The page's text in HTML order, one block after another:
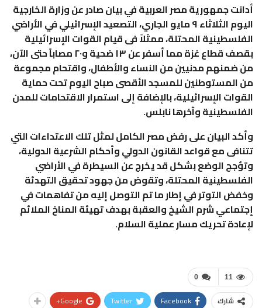
أدانت جمهورية مصر العربية في بيان صادر عن وزارة الخارجية
اليوم الثلاثاء ٩ مايو الجاري، التصعيد الإسرائيلي في الأراضي
الفلسطينية المحتلة، ممثلاً فى قيام القوات الإسرائيلية
بقصف قطاع غزة مما أسفر عن ١٣ ضحية و٢٠ مصاباً حتى الآن،
من ضمنهم مدنيين من النساء والأطفال، واقتحام مجموعة
من المستوطنين للمسجد الأقصى صباح اليوم تحت حماية
القوات الإسرائيلية، بالإضافة إلى استمرار الاقتحامات للمدن
الفلسطينية وآخرها نابلس.
وأكد البيان على رفض مصر الكامل لمثل تلك الاعتداءات التي
تتنافى مع قواعد القانون الدولي وأحكام الشرعية الدولية،
وتؤجج الوضع بشكل قد يخرج عن السيطرة في الأراضي
الفلسطينية المحتلة، وتقوض من جهود تحقيق التهدئة
وخفض التوتر في إطار ما تم التوصل إليه من تفاهمات في
إجتماعي شرم الشيخ والعقبة بهدف تهيئة المناخ الملائم
لإعادة تحريك مسار عملية السلام.
0 11
شارك Facebook
Twitter
Google+